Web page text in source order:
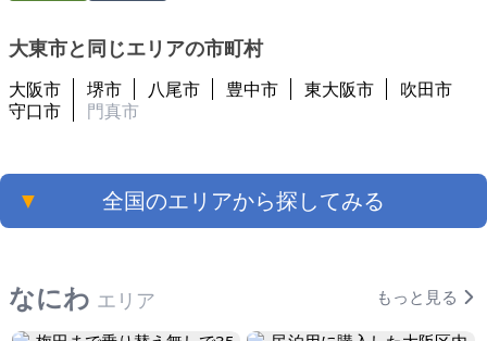
大東市と同じエリアの市町村
大阪市 堺市 八尾市 豊中市 東大阪市
吹田市
守口市
門真市
▼ 全国のエリアから探してみる
なにわ エリア もっと見る